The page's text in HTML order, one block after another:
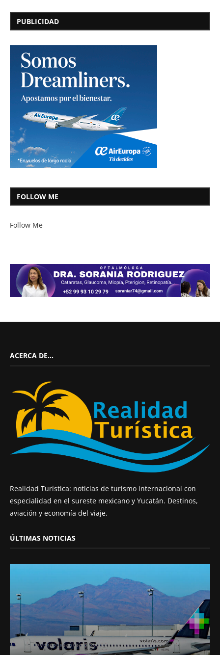
PUBLICIDAD
FOLLOW ME
Follow Me
ACERCA DE…
Realidad Turística: noticias de turismo internacional con
especialidad en el sureste mexicano y Yucatán. Destinos,
aviación y economía del viaje.
ÚLTIMAS NOTICIAS